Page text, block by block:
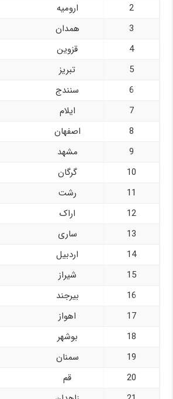
2
ارومیه
3
همدان
4
قزوین
5
تبریز
6
سنندج
7
ایلام
8
اصفهان
9
مشهد
10
گرگان
11
رشت
12
اراک
13
ساری
14
اردبیل
15
شیراز
16
بیرجند
17
اهواز
18
بوشهر
19
سمنان
20
قم